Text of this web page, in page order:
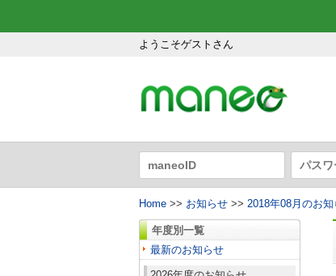
ようこそゲストさん
Home >> お知らせ >> 2018年08月のお
年度別一覧
最新のお知らせ